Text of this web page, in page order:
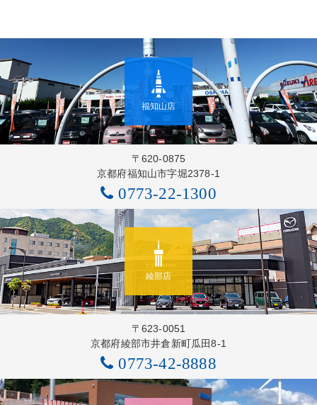
福知山店
〒620-0875
京都府福知山市字堀2378-1
0773-22-1300
綾部店
〒623-0051
京都府綾部市井倉新町瓜田8-1
0773-42-8888